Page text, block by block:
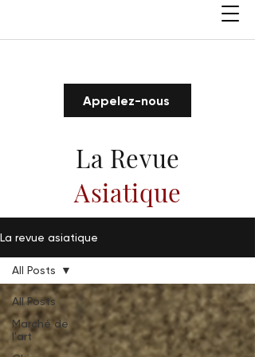
Appelez-nous
La Revue
Asiatique
La revue asiatique
All Posts
Marché de
l'art
All Posts